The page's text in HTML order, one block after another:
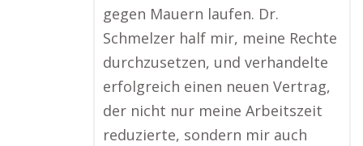
gegen Mauern laufen. Dr.
Schmelzer half mir, meine Rechte
durchzusetzen, und verhandelte
erfolgreich einen neuen Vertrag,
der nicht nur meine Arbeitszeit
reduzierte, sondern mir auch